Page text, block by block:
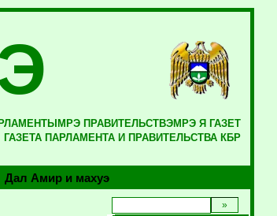
ПРАВИТЕЛЬСТВЭМРЭ Я ГАЗЕТ
ГАЗЕТА ПАРЛАМЕНТА И ПРАВИТЕЛЬСТВА КБР
Дал Амир и махуэ